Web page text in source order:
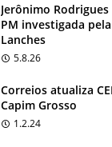
Jerônimo
PM investigada
Lanches
5.8.26
Correios atualiza
Capim Grosso
1.2.24